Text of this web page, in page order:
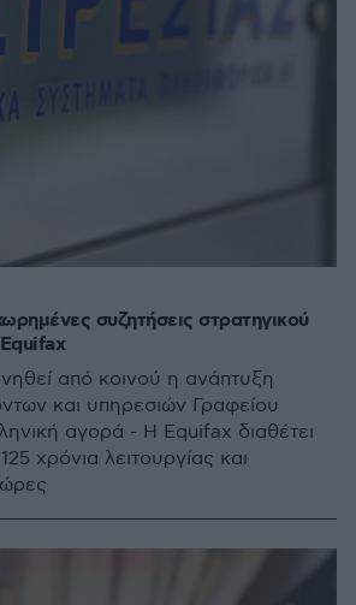
συζητήσεις στρατηγικού
από κοινού η ανάπτυξη
και υπηρεσιών Γραφείου
αγορά - Η Equifax διαθέτει
χρόνια λειτουργίας και